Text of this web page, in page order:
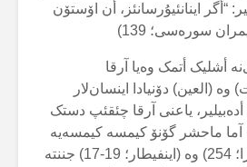
“أگر اینانئیۇرسانئز، أن اۆستۆن
سورەسی؛ 139)
أشلیک أتمک وەیا آرقا
(العین) دۆنیادا اینسان‌لار
یاعنی آرقا چئقئپ دستک
(نیسا؛ 85) آما ماحشر گۆنۆ کیمسە کیمسەیە
شفاعات أدەمز. (باقارا؛ 254) وە (اینفیطار؛ 19-17) جننتە